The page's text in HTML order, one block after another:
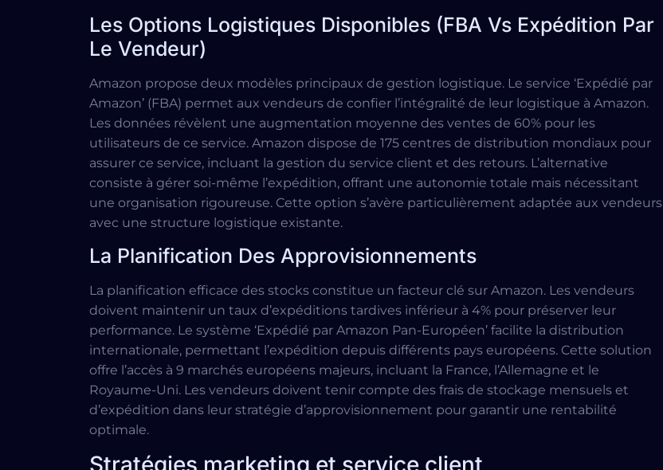
Les Options Logistiques Disponibles (FBA Vs Expédition Par
Le Vendeur)
Amazon propose deux modèles principaux de gestion logistique. Le service ‘Expédié par
Amazon’ (FBA) permet aux vendeurs de confier l’intégralité de leur logistique à Amazon.
Les données révèlent une augmentation moyenne des ventes de 60% pour les
utilisateurs de ce service. Amazon dispose de 175 centres de distribution mondiaux pour
assurer ce service, incluant la gestion du service client et des retours. L’alternative
consiste à gérer soi-même l’expédition, offrant une autonomie totale mais nécessitant
une organisation rigoureuse. Cette option s’avère particulièrement adaptée aux vendeurs
avec une structure logistique existante.
La Planification Des Approvisionnements
La planification efficace des stocks constitue un facteur clé sur Amazon. Les vendeurs
doivent maintenir un taux d’expéditions tardives inférieur à 4% pour préserver leur
performance. Le système ‘Expédié par Amazon Pan-Européen’ facilite la distribution
internationale, permettant l’expédition depuis différents pays européens. Cette solution
offre l’accès à 9 marchés européens majeurs, incluant la France, l’Allemagne et le
Royaume-Uni. Les vendeurs doivent tenir compte des frais de stockage mensuels et
d’expédition dans leur stratégie d’approvisionnement pour garantir une rentabilité
optimale.
Stratégies marketing et service client